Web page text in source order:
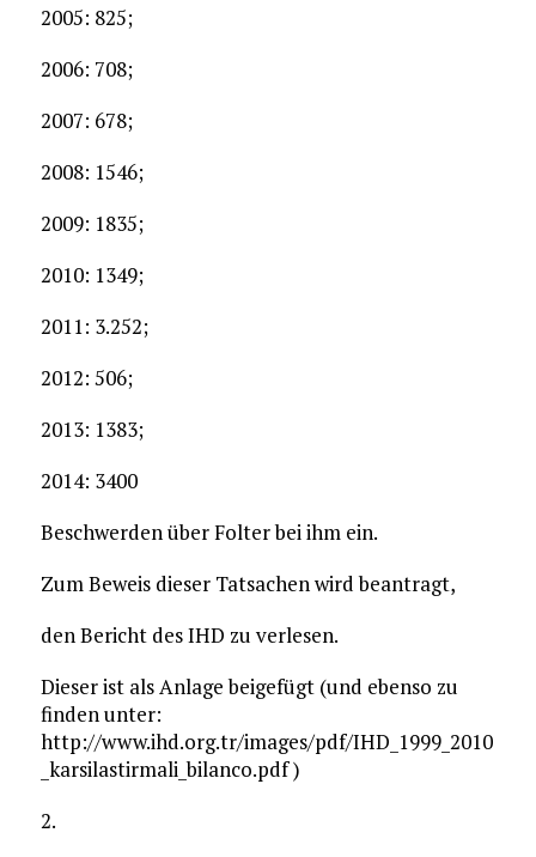
2005: 825;
2006: 708;
2007: 678;
2008: 1546;
2009: 1835;
2010: 1349;
2011: 3.252;
2012: 506;
2013: 1383;
2014: 3400
Beschwerden über Folter bei ihm ein.
Zum Beweis dieser Tatsachen wird beantragt,
den Bericht des IHD zu verlesen.
Dieser ist als Anlage beigefügt (und ebenso zu
finden unter:
http://www.ihd.org.tr/images/pdf/IHD_1999_2010
_karsilastirmali_bilanco.pdf )
2.